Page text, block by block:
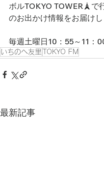
ボルTOKYO TOWER🗼で
のお出かけ情報をお届け
毎週土曜日10：55～11：
いちのへ友里 TOKYO FM
最新記事